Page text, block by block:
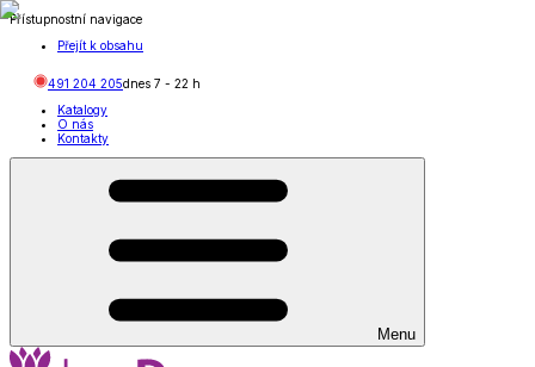
Přístupnostní navigace
Přejít k obsahu
491 204 205dnes 7 - 22 h
Katalogy
O nás
Kontakty
Menu